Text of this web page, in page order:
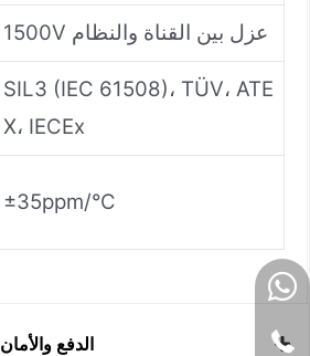
1500V عزل بين القناة والنظام
SIL3 (IEC 61508)، TÜV، ATE
X، IECEx
±35ppm/°C
الدفع والأمان